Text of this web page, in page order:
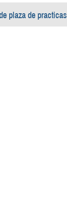
plaza de